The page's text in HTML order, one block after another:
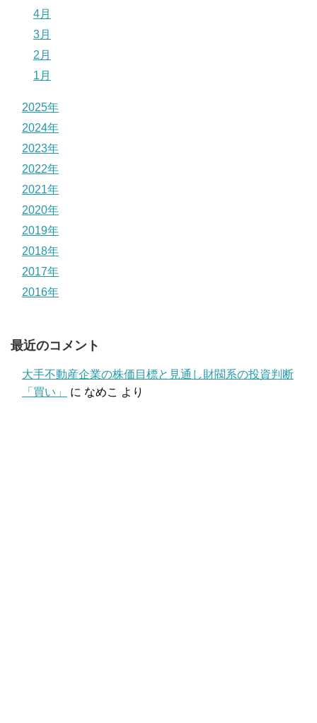
4月
3月
2月
1月
2025年
2024年
2023年
2022年
2021年
2020年
2019年
2018年
2017年
2016年
最近のコメント
大手不動産企業の株価目標と見通し財閥系の投資判断
「買い」
に なめこ より